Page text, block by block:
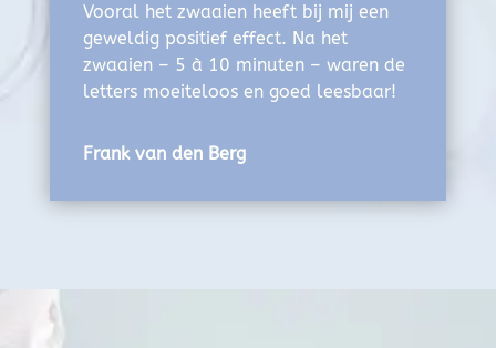
Vooral het zwaaien heeft bij mij een
geweldig positief effect. Na het
zwaaien – 5 à 10 minuten – waren de
letters moeiteloos en goed leesbaar!
Frank van den Berg